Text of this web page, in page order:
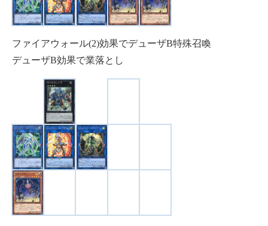
ファイアウォール(2)効果でデューザB特殊召喚
デューザB効果で業落とし